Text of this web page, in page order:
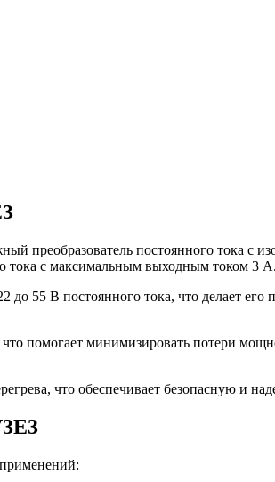
преобразователь постоянного тока с
тока с максимальным выходным током 3 А.
55 В постоянного тока, что делает
помогает минимизировать потери
что обеспечивает безопасную и